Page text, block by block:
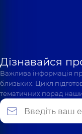
Дізнавайся
Важлива інформація
близьких. Цикл
тематичних порад